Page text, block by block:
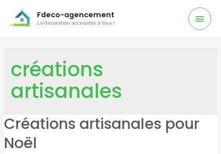
Fdeco-agencement
La décoration accessible à tous !
créations
artisanales
Créations artisanales pour
Noël